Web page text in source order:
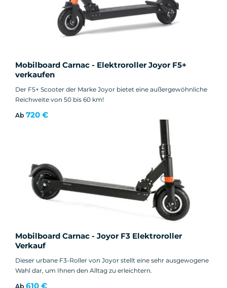
Mobilboard Carnac - Elektroroller Joyor F5+
verkaufen
Der F5+ Scooter der Marke Joyor bietet eine außergewöhnliche
Reichweite von 50 bis 60 km!
Ab 720 €
Mobilboard Carnac - Joyor F3 Elektroroller
Verkauf
Dieser urbane F3-Roller von Joyor stellt eine sehr ausgewogene
Wahl dar, um Ihnen den Alltag zu erleichtern.
Ab 610 €